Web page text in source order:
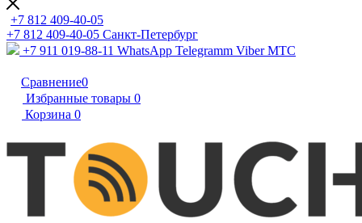
+7 812 409-40-05
+7 812 409-40-05 Санĸт-Петербург
+7 911 019-88-11 WhatsApp Telegramm Viber МТС
Сравнение0
Избранные товары 0
Корзина 0